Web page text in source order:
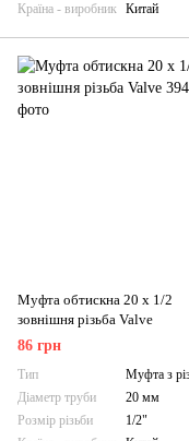
Країна - виробник Китай
Муфта обтискна 20 х 1/2
зовнішня різьба Valve
86 грн
Тип
Муфта з
Діаметр труби
20 мм
Розмір різьби
1/2"